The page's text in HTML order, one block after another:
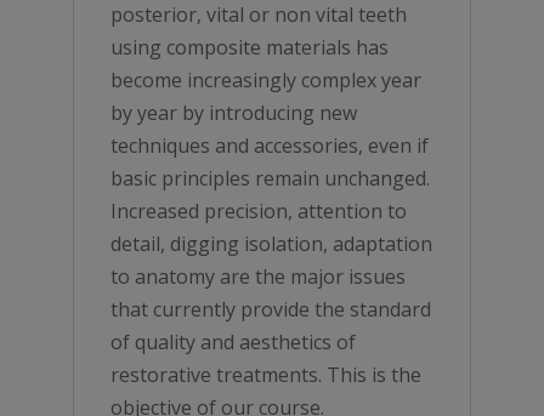
posterior, vital or non vital teeth
using composite materials has
become increasingly complex year
by year by introducing new
techniques and accessories, even if
basic principles remain unchanged.
Increased precision, attention to
detail, digging isolation, adaptation
to anatomy are the major issues
that currently provide the standard
of quality and aesthetics of
restorative treatments. This is the
objective of our course.